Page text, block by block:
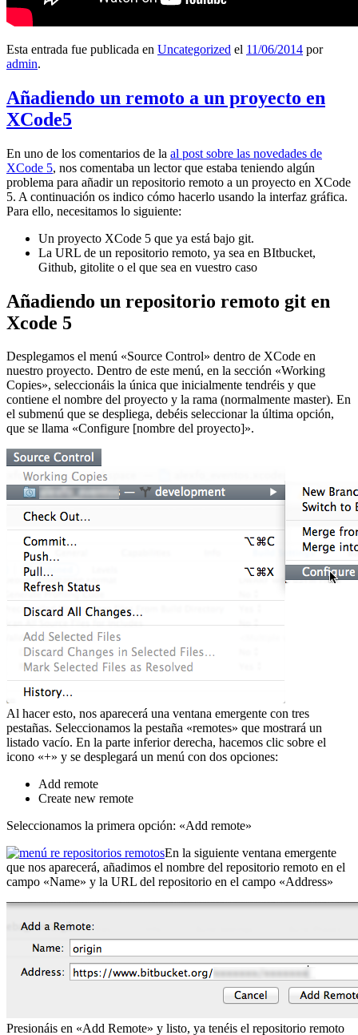
Esta entrada fue publicada en Uncategorized el 11/06/2014 por
admin.
Añadiendo un remoto a un proyecto en
XCode5
En uno de los comentarios de la al post sobre las novedades de
XCode 5, nos comentaba un lector que estaba teniendo algún
problema para añadir un repositorio remoto a un proyecto en XCode
5. A continuación os indico cómo hacerlo usando la interfaz gráfica.
Para ello, necesitamos lo siguiente:
Un proyecto XCode 5 que ya está bajo git.
La URL de un repositorio remoto, ya sea en BItbucket,
Github, gitolite o el que sea en vuestro caso
Añadiendo un repositorio remoto git en
Xcode 5
Desplegamos el menú «Source Control» dentro de XCode en
nuestro proyecto. Dentro de este menú, en la sección «Working
Copies», seleccionáis la única que inicialmente tendréis y que
contiene el nombre del proyecto y la rama (normalmente master). En
el submenú que se despliega, debéis seleccionar la última opción,
que se llama «Configure [nombre del proyecto]».
Al hacer esto, nos aparecerá una ventana emergente con tres
pestañas. Seleccionamos la pestaña «remotes» que mostrará un
listado vacío. En la parte inferior derecha, hacemos clic sobre el
icono «+» y se desplegará un menú con dos opciones:
Add remote
Create new remote
Seleccionamos la primera opción: «Add remote»
En la siguiente ventana emergente
que nos aparecerá, añadimos el nombre del repositorio remoto en el
campo «Name» y la URL del repositorio en el campo «Address»
Presionáis en «Add Remote» y listo, ya tenéis el repositorio remoto